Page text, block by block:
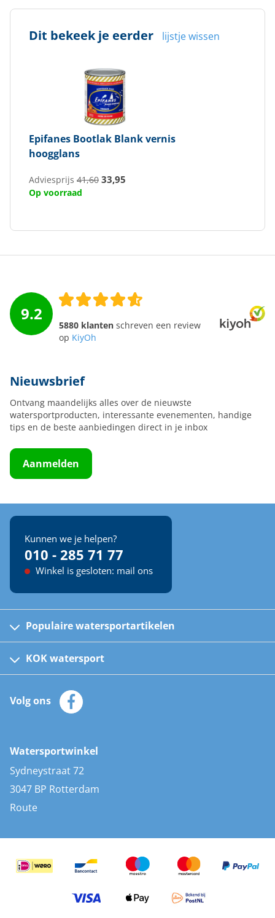
Dit bekeek je eerder lijstje wissen
Epifanes Bootlak Blank vernis
hoogglans
Adviesprijs 41,60 33,95
Op voorraad
9.2
5880 klanten schreven een review
op KiyOh
Nieuwsbrief
Ontvang maandelijks alles over de nieuwste
watersportproducten, interessante evenementen, handige
tips en de beste aanbiedingen direct in je inbox
Aanmelden
Kunnen we je helpen?
010 - 285 71 77
Winkel is gesloten: mail ons
Populaire watersportartikelen
Kinder reddingsvesten
Automatische reddingsvesten
Zeilkleding
Zonnepanelen
AIS transponders
Stootwillen en fenders
Bootkussens
Zwemtrappen
KOK watersport
Klantenservice
Merken
Volg ons
Watersportwinkel
Sydneystraat 72
3047 BP Rotterdam
Route